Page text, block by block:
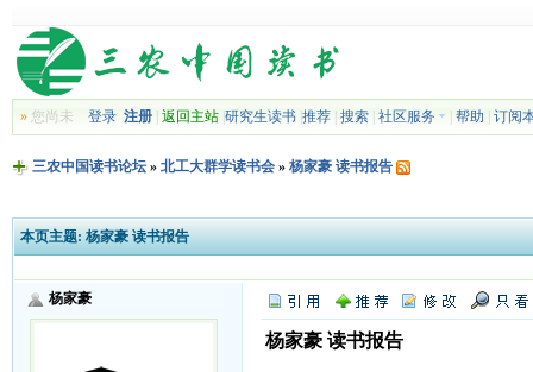
»您尚未 登录 注册| 返回主站| 研究生读书| 推荐| 搜索| 社区服务 帮助 订阅
三农中国读书论坛» 北工大群学读书会» 杨家豪 读书报告
本页主题: 杨家豪 读书报告
杨家豪
杨家豪 读书报告